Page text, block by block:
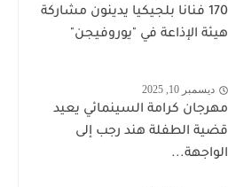
170 فنانا بلجيكيا يدينون مشاركة
هيئة الإذاعة في "يوروفيجن"
ديسمبر 10, 2025
مهرجان كرامة السينمائي يعيد
قضية الطفلة هند رجب إلى
الواجهة...